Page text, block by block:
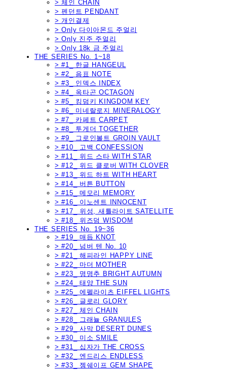
> 체인 CHAIN
> 펜던트 PENDANT
> 개인결제
> Only 다이아몬드 주얼리
> Only 진주 주얼리
> Only 18k 금 주얼리
THE SERIES No. 1~18
> #1_ 한글 HANGEUL
> #2_ 음표 NOTE
> #3_ 인덱스 INDEX
> #4_ 옥타곤 OCTAGON
> #5_ 킹덤키 KINGDOM KEY
> #6_ 미네랄로지 MINERALOGY
> #7_ 카페트 CARPET
> #8_ 투게더 TOGETHER
> #9_ 그로인볼트 GROIN VAULT
> #10_ 고백 CONFESSION
> #11_ 위드 스타 WITH STAR
> #12_ 위드 클로버 WITH CLOVER
> #13_ 위드 하트 WITH HEART
> #14_ 버튼 BUTTON
> #15_ 메모리 MEMORY
> #16_ 이노센트 INNOCENT
> #17_ 위성, 새틀라이트 SATELLITE
> #18_ 위즈덤 WISDOM
THE SERIES No. 19~36
> #19_ 매듭 KNOT
> #20_ 넘버 텐 No. 10
> #21_ 해피라인 HAPPY LINE
> #22_ 마더 MOTHER
> #23_ 명명추 BRIGHT AUTUMN
> #24_ 태양 THE SUN
> #25_ 에펠라이츠 EIFFEL LIGHTS
> #26_ 글로리 GLORY
> #27_ 체인 CHAIN
> #28_ 그래뉼 GRANULES
> #29_ 사막 DESERT DUNES
> #30_ 미소 SMILE
> #31_ 십자가 THE CROSS
> #32_ 엔드리스 ENDLESS
> #33_ 젬쉐이프 GEM SHAPE